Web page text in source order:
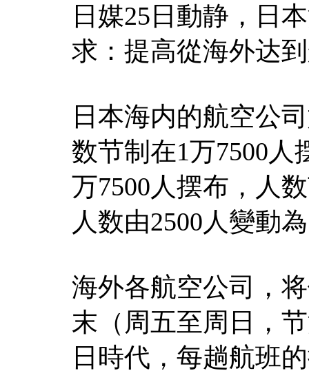
日媒25日動静，日
求：提高從海外达
日本海内的航空公
数节制在1万7500人
万7500人摆布，人
人数由2500人變動
海外各航空公司，
末（周五至周日，
日時代，每趟航班